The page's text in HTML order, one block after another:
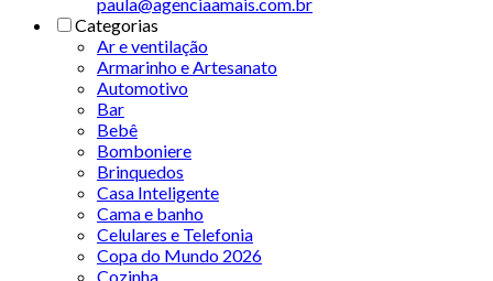
Categorias
Ar e ventilação
Armarinho e Artesanato
Automotivo
Bar
Bebê
Bomboniere
Brinquedos
Casa Inteligente
Cama e banho
Celulares e Telefonia
Copa do Mundo 2026
Cozinha